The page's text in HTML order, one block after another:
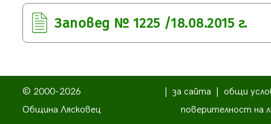
Заповед № 1225 /18.08.2015 г.
© 2000-2026
Община Лясковец
за сайта
общи
поверителност на